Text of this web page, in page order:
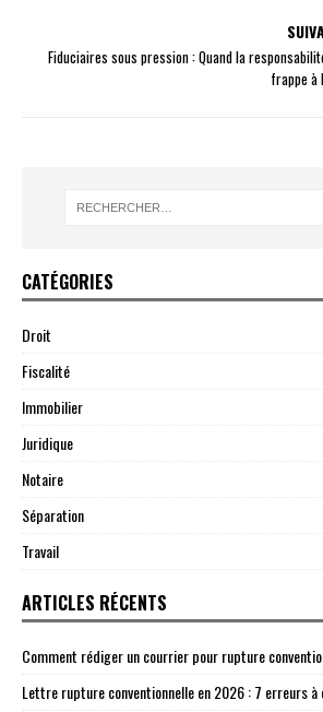
Fiduciaires sous pression : Quand la
frappe à
CATÉGORIES
Droit
Fiscalité
Immobilier
Juridique
Notaire
Séparation
Travail
ARTICLES RÉCENTS
Comment rédiger un courrier pour rupture
Lettre rupture conventionnelle en 2026 : 7 erreurs à